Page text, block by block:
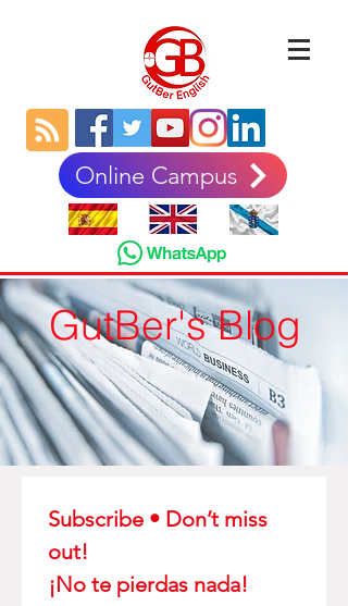
Online Campus
GutBer's Blog
Subscribe • Don’t miss
¡No te pierdas nada!